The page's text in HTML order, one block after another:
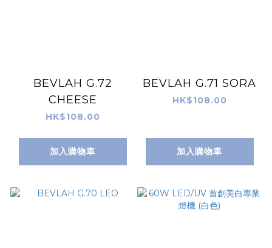
BEVLAH G.72
CHEESE
HK$108.00
加入購物車
BEVLAH G.71 SORA
HK$108.00
加入購物車